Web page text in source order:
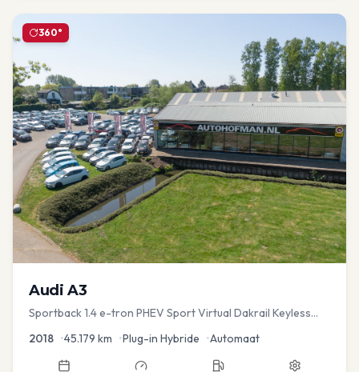
360°
Audi A3
Sportback 1.4 e-tron PHEV Sport Virtual Dakrail Keyless
2018 •45.179 km •Plug-in Hybride •Automaat